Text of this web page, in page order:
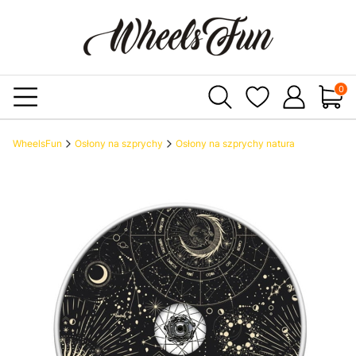
WheelsFun Osłony na szprychy Osłony na szprychy natura